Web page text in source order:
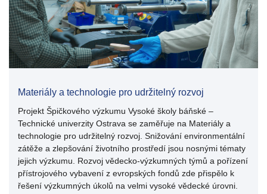
Materiály a technologie pro udržitelný rozvoj
Projekt Špičkového výzkumu Vysoké školy báňské –
Technické univerzity Ostrava se zaměřuje na Materiály a
technologie pro udržitelný rozvoj. Snižování environmentální
zátěže a zlepšování životního prostředí jsou nosnými tématy
jejich výzkumu. Rozvoj vědecko-výzkumných týmů a pořízení
přístrojového vybavení z evropských fondů zde přispělo k
řešení výzkumných úkolů na velmi vysoké vědecké úrovni.